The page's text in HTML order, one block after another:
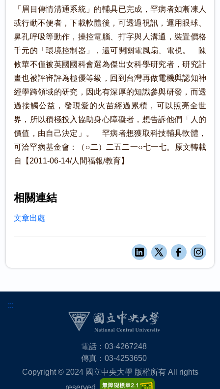
「眉目傳情溝通系統」的輔具已完成，罕病者如漸凍人
或行動不便者，下載軟體後，可透過視訊，運用眼球、
鼻孔呼吸等動作，操控電腦、打字與人溝通，裝置價格
千元的「環境控制器」，還可開關電風扇、電視。 陳
攸華不僅被英國國科會選為傑出女科學研究者，研究計
畫也被評審評為極優等級，回到台灣再做電機與認知神
經學跨領域的研究，因此有深厚的知識參與研發，而透
過接觸公益，發現愛的火苗經過累積，可以照亮全世
界，所以積極投入協助身心障礙者，想告訴他們「人的
價值，由自己決定」。 罕病者想獲取科技輔具軟體，
可洽罕病基金會：（○二）二五二一○七一七。原文轉載
自【2011-06-14/人間福報/教育】
相關連結
文章出處
:::
電話：03-4267248
傳真：03-4253650
Copyright © 2024 國立中央大學 版權所有 All rights